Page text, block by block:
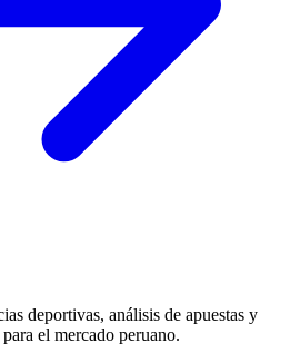
deportivas, análisis de apuestas y
para el mercado peruano.